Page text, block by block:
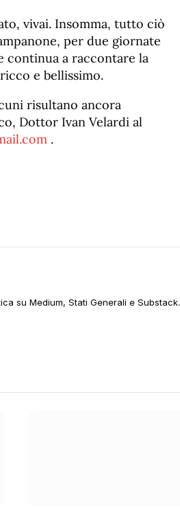
vivai. Insomma, tutto ciò
per due giornate
continua a raccontare la
e bellissimo.
risultano ancora
Dottor Ivan Velardi al
.
su Medium, Stati Generali e Substack.